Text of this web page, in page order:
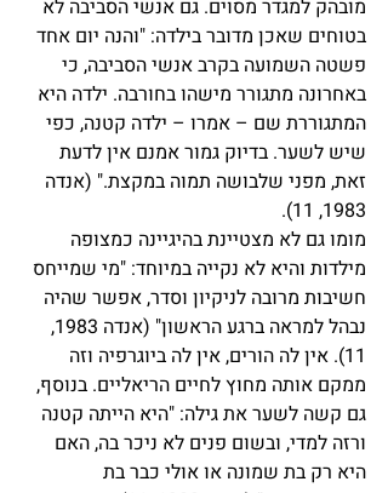
מובהק למגדר מסוים. גם אנשי הסביבה לא
בטוחים שאכן מדובר בילדה: "והנה יום אחד
פשטה השמועה בקרב אנשי הסביבה, כי
באחרונה מתגורר מישהו בחורבה. ילדה היא
המתגוררת שם – אמרו – ילדה קטנה, כפי
שיש לשער. בדיוק גמור אמנם אין לדעת
זאת, מפני שלבושה תמוה במקצת." (אנדה
1983, 11).
מומו גם לא מצטיינת בהיגיינה כמצופה
מילדות והיא לא נקייה במיוחד: "מי שמייחס
חשיבות מרובה לניקיון וסדר, אפשר שהיה
נבהל למראה ברגע הראשון" (אנדה 1983,
11). אין לה הורים, אין לה ביוגרפיה וזה
ממקם אותה מחוץ לחיים הריאליים. בנוסף,
גם קשה לשער את גילה: "היא הייתה קטנה
ורזה למדי, ובשום פנים לא ניכר בה, האם
היא רק בת שמונה או אולי כבר בת